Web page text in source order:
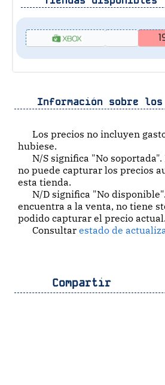
Información sobre
Los precios no incluyen
hubiese.
N/S significa "No
no puede capturar los precios
esta tienda.
N/D significa "No
encuentra a la venta, no tiene
podido capturar el precio actual.
Consultarestado de
Compartir